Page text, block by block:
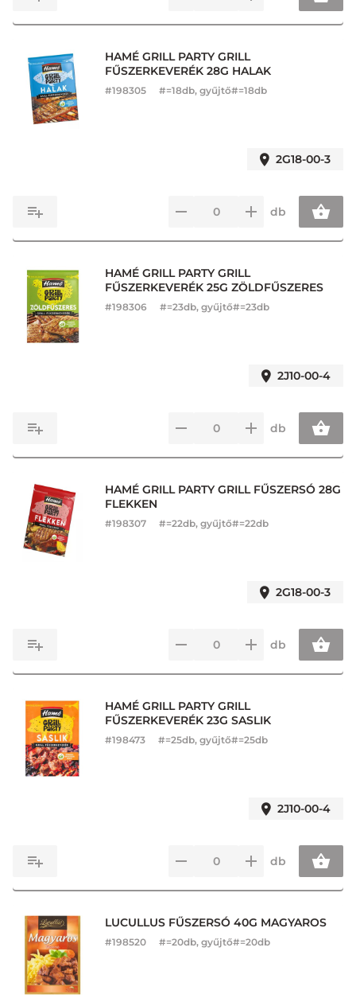
HAMÉ GRILL PARTY GRILL
FŰSZERKEVERÉK 28G HALAK
#198305 #=18db, gyűjtő#=18db
2G18-00-3
db
HAMÉ GRILL PARTY GRILL
FŰSZERKEVERÉK 25G ZÖLDFŰSZERES
#198306 #=23db, gyűjtő#=23db
2J10-00-4
db
HAMÉ GRILL PARTY GRILL FŰSZERSÓ 28G
FLEKKEN
#198307 #=22db, gyűjtő#=22db
2G18-00-3
db
HAMÉ GRILL PARTY GRILL
FŰSZERKEVERÉK 23G SASLIK
#198473 #=25db, gyűjtő#=25db
2J10-00-4
db
LUCULLUS FŰSZERSÓ 40G MAGYAROS
#198520 #=20db, gyűjtő#=20db